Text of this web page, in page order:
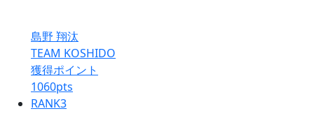
島野 翔汰
TEAM KOSHIDO
獲得ポイント
1060pts
RANK3